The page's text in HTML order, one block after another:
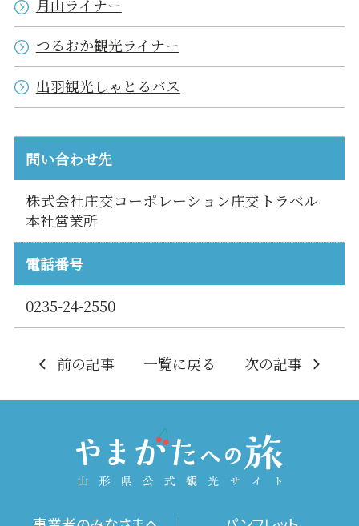
月山ライナー
つるおか観光ライナー
出羽観光しゃとるバス
問い合わせ先
株式会社庄交コーポレーション庄交トラベル
本社営業所
電話番号
0235-24-2550
前の記事 一覧に戻る 次の記事